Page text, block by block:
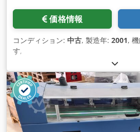
価格情報
コンディション: 中古, 製造年: 2001,
す,